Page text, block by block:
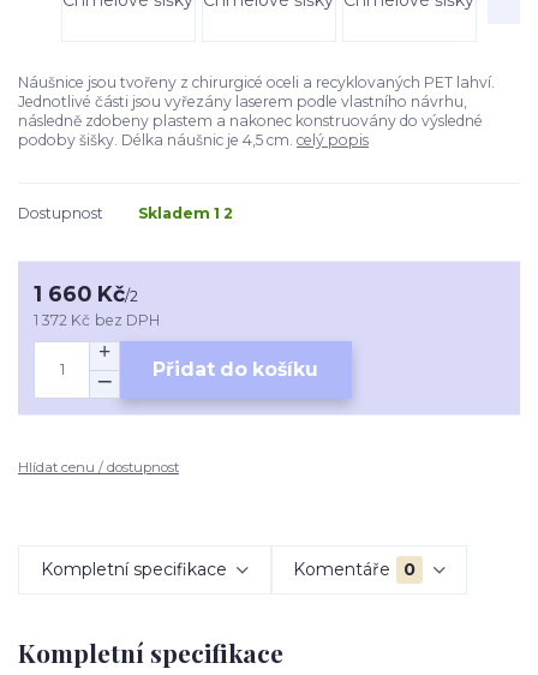
Náušnice jsou tvořeny z chirurgicé oceli a recyklovaných PET lahví.
Jednotlivé části jsou vyřezány laserem podle vlastního návrhu,
následně zdobeny plastem a nakonec konstruovány do výsledné
podoby šišky. Délka náušnic je 4,5 cm. celý popis
Dostupnost Skladem 1 2
1 660 Kč/2
1 372 Kč bez DPH
Přidat do košíku
Hlídat cenu / dostupnost
Kompletní specifikace Komentáře 0
Kompletní specifikace